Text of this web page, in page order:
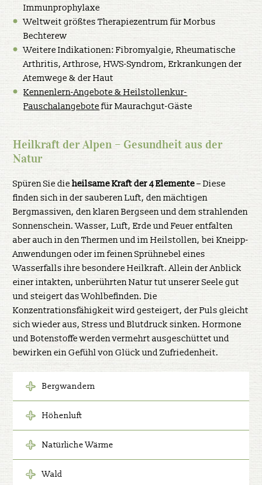
Immunprophylaxe
Weltweit größtes Therapiezentrum für Morbus
Bechterew
Weitere Indikationen: Fibromyalgie, Rheumatische
Arthritis, Arthrose, HWS-Syndrom, Erkrankungen der
Atemwege & der Haut
Kennenlern-Angebote & Heilstollenkur-
Pauschalangebote für Maurachgut-Gäste
Heilkraft der Alpen – Gesundheit aus der
Natur
Spüren Sie dieheilsame Kraft der 4 Elemente– Diese
finden sich in der sauberen Luft, den mächtigen
Bergmassiven, den klaren Bergseen und dem strahlenden
Sonnenschein. Wasser, Luft, Erde und Feuer entfalten
aber auch in den Thermen und im Heilstollen, bei Kneipp-
Anwendungen oder im feinen Sprühnebel eines
Wasserfalls ihre besondere Heilkraft. Allein der Anblick
einer intakten, unberührten Natur tut unserer Seele gut
und steigert das Wohlbefinden. Die
Konzentrationsfähigkeit wird gesteigert, der Puls gleicht
sich wieder aus, Stress und Blutdruck sinken. Hormone
und Botenstoffe werden vermehrt ausgeschüttet und
bewirken ein Gefühl von Glück und Zufriedenheit.
Bergwandern
Höhenluft
Natürliche Wärme
Wald